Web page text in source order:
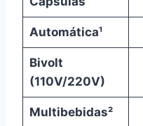
Automática¹
Bivolt
(110V/220V)
Multibebidas²